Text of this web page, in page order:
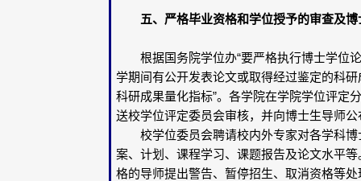
五、严格毕业资格和学位授予的审查及博
根据国务院学位办“要严格执行博士学位论
学期间有公开发表论文或取得经过鉴定的科
科研成果量化指标”。各学院在学院学位评定
送校学位评定委员会审核，并向博士生导师公
校学位委员会聘请校内外专家对各学科博
案、计划、课程学习、课题报告及论文水平
格的导师提出警告、暂停招生、取消资格等处